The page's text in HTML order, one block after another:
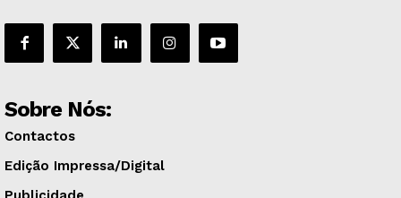
Sobre Nós:
Contactos
Edição Impressa/Digital